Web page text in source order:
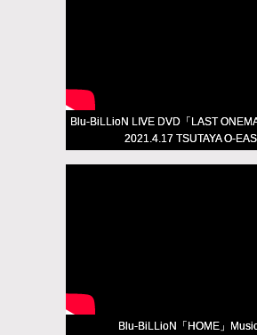
Blu-BiLLioN LIVE DVD「LAST
2021.4.17 TSUTAYA O-
Blu-BiLLioN「HOME」